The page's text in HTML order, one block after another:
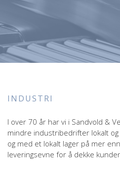
INDUSTRI
I over 70 år har vi i Sandvold &
mindre industribedrifter lokalt
og med et lokalt lager på mer
leveringsevne for å dekke